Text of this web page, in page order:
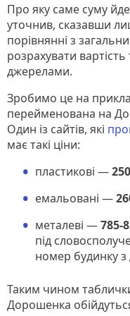
Про яку саме суму
уточнив, сказавши
порівнянні з
розрахувати
джерелами.
Зробимо це на
перейменована на
Один із сайтів, які
має такі ціни:
пластикові —
емальовані —
металеві —785-
під
номер будинку
Таким чином
Дорошенка